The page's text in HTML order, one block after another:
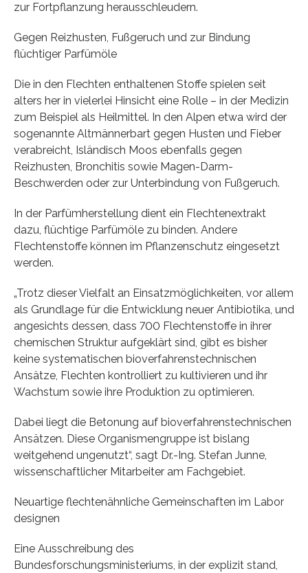
zur Fortpflanzung herausschleudern.
Gegen Reizhusten, Fußgeruch und zur Bindung
flüchtiger Parfümöle
Die in den Flechten enthaltenen Stoffe spielen seit
alters her in vielerlei Hinsicht eine Rolle – in der Medizin
zum Beispiel als Heilmittel. In den Alpen etwa wird der
sogenannte Altmännerbart gegen Husten und Fieber
verabreicht, Isländisch Moos ebenfalls gegen
Reizhusten, Bronchitis sowie Magen-Darm-
Beschwerden oder zur Unterbindung von Fußgeruch.
In der Parfümherstellung dient ein Flechtenextrakt
dazu, flüchtige Parfümöle zu binden. Andere
Flechtenstoffe können im Pflanzenschutz eingesetzt
werden.
„Trotz dieser Vielfalt an Einsatzmöglichkeiten, vor allem
als Grundlage für die Entwicklung neuer Antibiotika, und
angesichts dessen, dass 700 Flechtenstoffe in ihrer
chemischen Struktur aufgeklärt sind, gibt es bisher
keine systematischen bioverfahrenstechnischen
Ansätze, Flechten kontrolliert zu kultivieren und ihr
Wachstum sowie ihre Produktion zu optimieren.
Dabei liegt die Betonung auf bioverfahrenstechnischen
Ansätzen. Diese Organismengruppe ist bislang
weitgehend ungenutzt“, sagt Dr.-Ing. Stefan Junne,
wissenschaftlicher Mitarbeiter am Fachgebiet.
Neuartige flechtenähnliche Gemeinschaften im Labor
designen
Eine Ausschreibung des
Bundesforschungsministeriums, in der explizit stand,